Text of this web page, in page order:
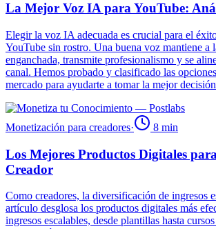
La Mejor Voz IA para YouTube:
Elegir la voz IA adecuada es crucial para el
YouTube sin rostro. Una buena voz mantiene a
enganchada, transmite profesionalismo y se
canal. Hemos probado y clasificado las
mercado para ayudarte a tomar la mejor
Monetización para creadores· 8 min
Los Mejores Productos Digitales
Creador
Como creadores, la diversificación de ingresos
artículo desglosa los productos digitales más
ingresos escalables, desde plantillas hasta